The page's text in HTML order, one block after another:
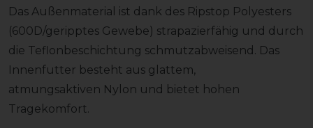
Das Außenmaterial ist dank des Ripstop Polyesters
(600D/geripptes Gewebe) strapazierfähig und durch
die Teflonbeschichtung schmutzabweisend. Das
Innenfutter besteht aus glattem,
atmungsaktiven Nylon und bietet hohen
Tragekomfort.